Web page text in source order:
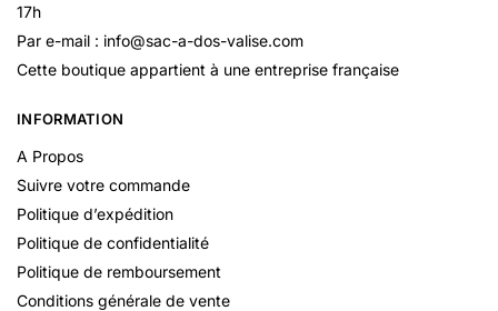
17h
Par e-mail : info@sac-a-dos-valise.com
Cette boutique appartient à une entreprise française
INFORMATION
A Propos
Suivre votre commande
Politique d’expédition
Politique de confidentialité
Politique de remboursement
Conditions générale de vente